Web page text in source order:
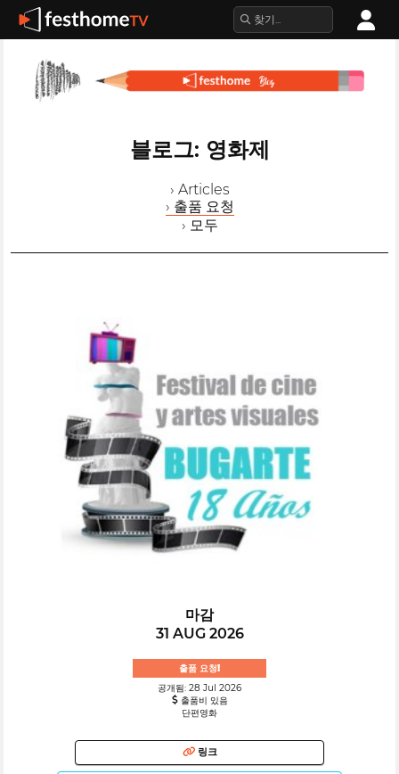
블로그: 영화제
› Articles
› 출품 요청
› 모두
마감
31 AUG 2026
출품 요청!
공개됨: 28 Jul 2026
출품비 있음
단편영화
링크